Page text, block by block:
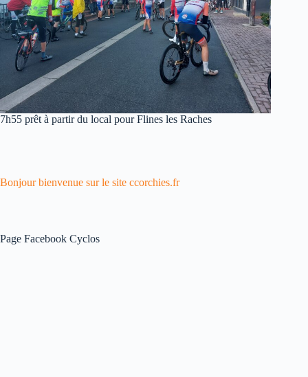
7h55 prêt à partir du local pour Flines les Raches
Bonjour bienvenue sur le site ccorchies.fr
Page Facebook Cyclos